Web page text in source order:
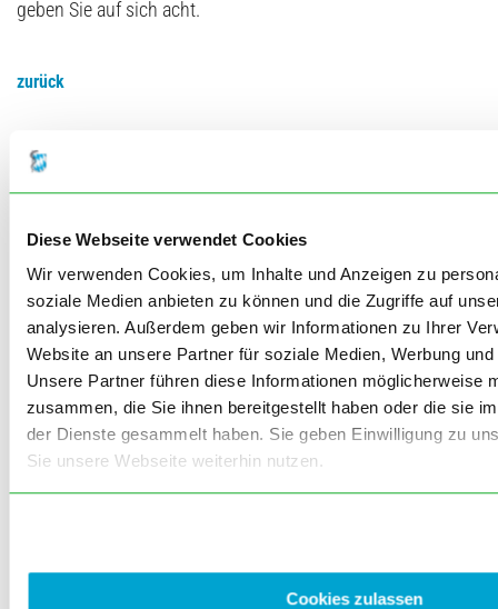
Diese Webseite verwendet Cookies
Wir verwenden Cookies, um Inhalte und Anzeigen zu
soziale Medien anbieten zu können und die Zugriffe auf
analysieren. Außerdem geben wir Informationen zu Ihrer
Website an unsere Partner für soziale Medien, Werbung
Unsere Partner führen diese Informationen möglicherweise
zusammen, die Sie ihnen bereitgestellt haben oder die sie
der Dienste gesammelt haben. Sie geben Einwilligung zu
Sie unsere Webseite weiterhin nutzen.
Cookies zulassen
geben Sie auf sich acht.
zurück
teilen
tweet
+1
E-Mail
Drucken
Rubriken: